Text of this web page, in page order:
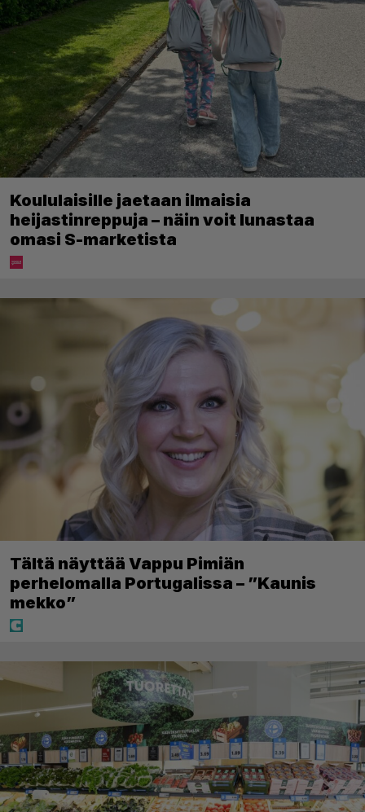
Koululaisille jaetaan ilmaisia
heijastinreppuja – näin voit lunastaa
omasi S-marketista
Tältä näyttää Vappu Pimiän
perhelomalla Portugalissa – ”Kaunis
mekko”